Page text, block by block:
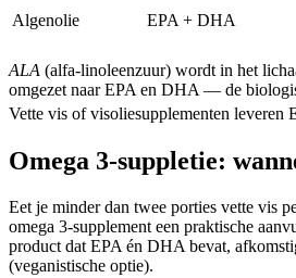
Algenolie
EPA + DHA
ALA (alfa-linoleenzuur) wordt in het
omgezet naar EPA en DHA — de
Vette vis of visoliesupplementen leveren
Omega 3-suppletie:
Eet je minder dan twee porties vette vis
omega 3-supplement een praktische
product dat EPA én DHA bevat,
(veganistische optie).